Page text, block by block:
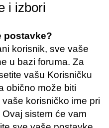
i izbori
postavke?
korisnik, sve vaše
u bazi foruma. Za
vašu Korisničku
obično može biti
korisničko ime pri
sistem će vam